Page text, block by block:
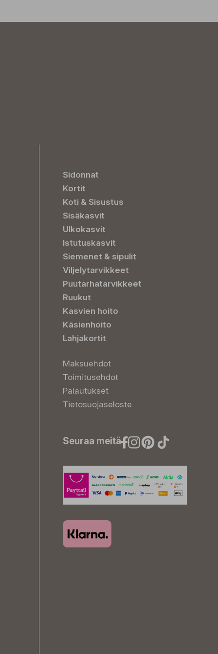
Sidonnat
Kortit
Koti & Sisustus
Sisäkasvit
Ulkokasvit
Istutuskasvit
Siemenet & sipulit
Viljelytarvikkeet
Puutarhatarvikkeet
Ruukut
Kasvien hoito
Käsienhoito
Lahjakortit
Maksuehdot
Toimitusehdot
Palautukset
Tietosuojaseloste
Seuraa meitä